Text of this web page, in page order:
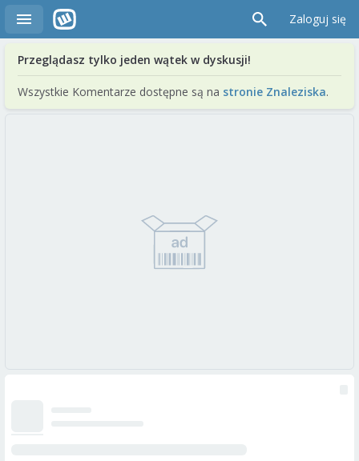
Zaloguj się
Przeglądasz tylko jeden wątek w dyskusji!
Wszystkie Komentarze dostępne są na stronie Znaleziska.